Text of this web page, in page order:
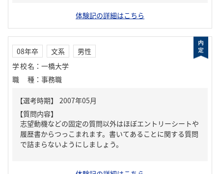
体験記の詳細はこちら
08年卒 文系
男性
学校名 ： 一橋大学
職種 ： 事務職
【質問内容】
志望動機などの固定の質問以外はほぼエントリーシートや
履歴書からつっこまれます。書いてあることに関する質問
で詰まらないようにしましょう。